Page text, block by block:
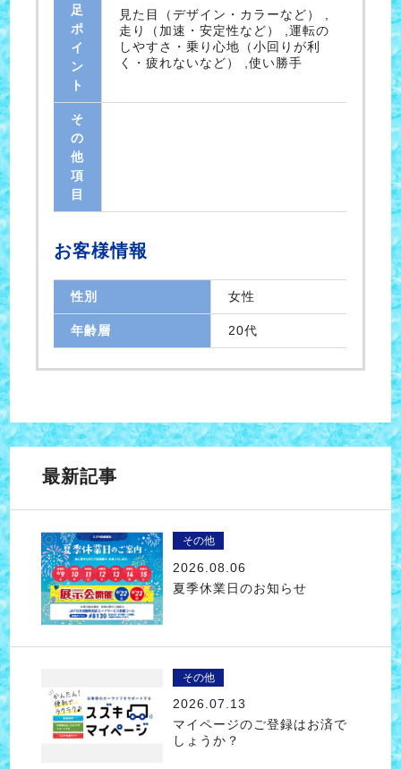
足
ポ
イ
ン
ト
見た目（デザイン・カラーなど） ,
走り（加速・安定性など） ,運転の
しやすさ・乗り心地（小回りが利
く・疲れないなど） ,使い勝手
そ
の
他
項
目
お客様情報
性別 女性
年齢層 20代
最新記事
その他
2026.08.06
夏季休業日のお知らせ
その他
2026.07.13
マイページのご登録はお済で
しょうか？